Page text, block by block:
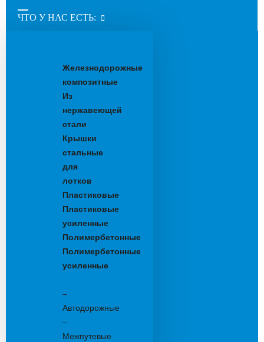
ЧТО У НАС ЕСТЬ:
Железнодорожные
композитные
Из
нержавеющей
стали
Крышки
стальные
для
лотков
Пластиковые
Пластиковые
усиленные
Полимербетонные
Полимербетонные
усиленные
–
Автодорожные
–
Межпутевые